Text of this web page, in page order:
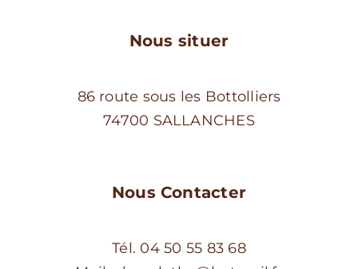
Nous situer
86 route sous les Bottolliers
74700 SALLANCHES
Nous Contacter
Tél. 04 50 55 83 68